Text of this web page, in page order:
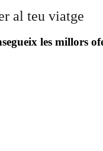
al teu viatge
les millors